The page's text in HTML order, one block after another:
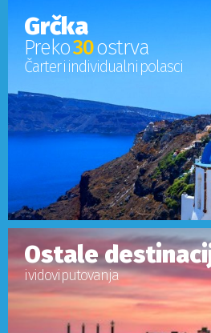
Grčka
Preko30ostrva
Čarter i individualni polasci
Ostale
i vidovi putovanja